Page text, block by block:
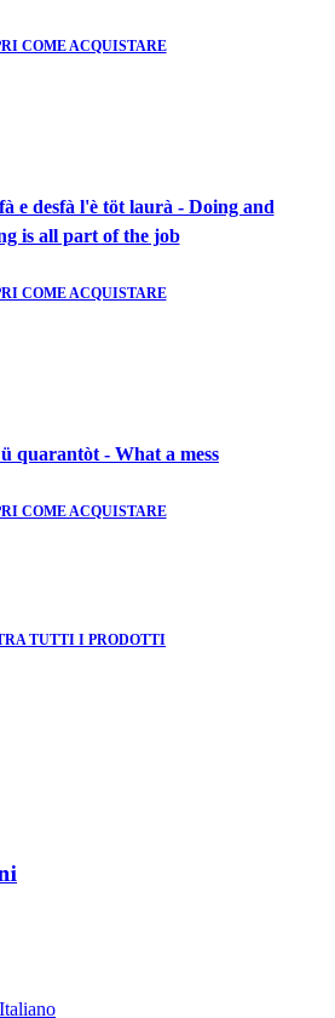
COME ACQUISTARE
e desfà l'è töt laurà - Doing and
is all part of the job
COME ACQUISTARE
quarantòt - What a mess
COME ACQUISTARE
TUTTI I PRODOTTI